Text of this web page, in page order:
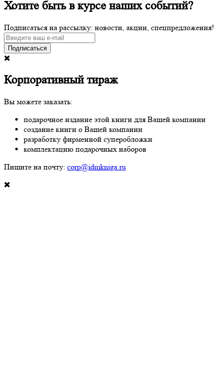
Хотите быть в курсе наших событий?
Подписаться на рассылку: новости, акции, спецпредложения!
Подписаться
Корпоративный тираж
Вы можете заказать:
подарочное издание этой книги для Вашей компании
создание книги о Вашей компании
разработку фирменной суперобложки
комплектацию подарочных наборов
Пишите на почту: corp@idmkniga.ru